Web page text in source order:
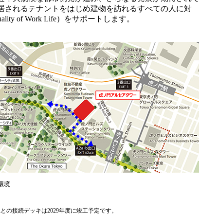
れるテナントをはじめ建物を訪れるすべての人に対
of Work Life）をサポートします。
境
の接続デッキは2029年度に竣工予定です。